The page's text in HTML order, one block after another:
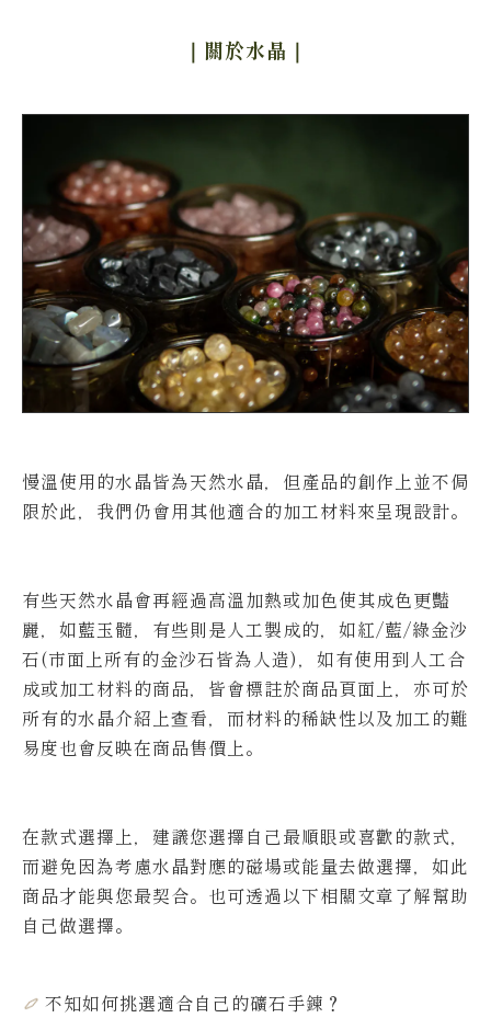
｜關於水晶 ｜
慢溫使用的水晶皆為天然水晶，但產品的創作上並不侷
限於此，我們仍會用其他適合的加工材料來呈現設計。
有些天然水晶會再經過高溫加熱或加色使其成色更豔
麗，如藍玉髓，有些則是人工製成的，如紅/藍/綠金沙
石(市面上所有的金沙石皆為人造)，如有使用到人工合
成或加工材料的商品，皆會標註於商品頁面上，亦可於
所有的水晶介紹上查看，而材料的稀缺性以及加工的難
易度也會反映在商品售價上。
在款式選擇上，建議您選擇自己最順眼或喜歡的款式，
而避免因為考慮水晶對應的磁場或能量去做選擇，如此
商品才能與您最契合。也可透過以下相關文章了解幫助
自己做選擇。
不知如何挑選適合自己的礦石手鍊 ？